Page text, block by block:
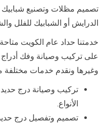
تصميم مظلات وتصنيع شبابيك
الدرايش أو الشبابيك للفلل
خدمتنا حداد عام الكويت
على تركيب وصيانة وفك
وغيرها ونقدم خدمات مختلفة
تركيب وصيانة درج
الأنواع.
تصميم وتفصيل درج حديد